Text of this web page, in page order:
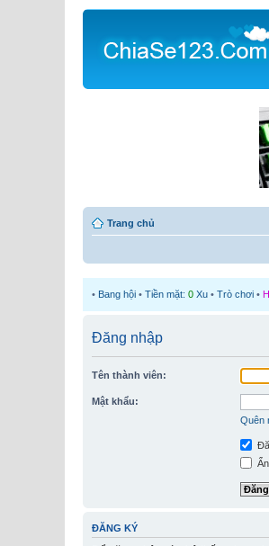
Trang chủ
• Bang hội • Tiền mặt: 0 Xu • Trò chơi •
Đăng nhập
Tên thành viên:
Mật khẩu:
Quên
ĐĂNG KÝ